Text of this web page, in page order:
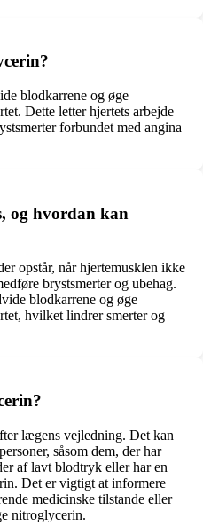
blodkarrene og øge
Dette letter hjertets arbejde
forbundet med angina
og hvordan kan
opstår, når hjertemusklen ikke
brystsmerter og ubehag.
blodkarrene og øge
hvilket lindrer smerter og
lægens vejledning. Det kan
såsom dem, der har
af lavt blodtryk eller har en
Det er vigtigt at informere
medicinske tilstande eller
nitroglycerin.